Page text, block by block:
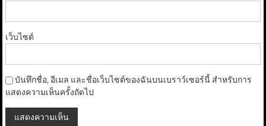
เว็บไซต์
บันทึกชื่อ, อีเมล และชื่อเว็บไซต์ของฉันบนเบราว์เซอร์นี้ สำหรับการ
แสดงความเห็นครั้งถัดไป